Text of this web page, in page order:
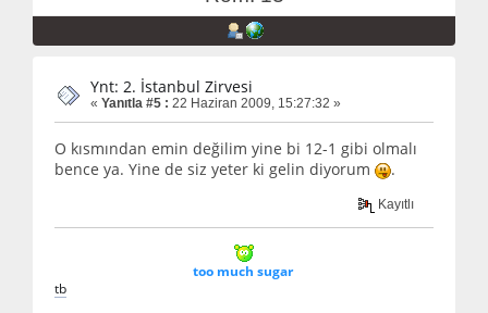
Ynt: 2. İstanbul Zirvesi
« Yanıtla #5 : 22 Haziran 2009, 15:27:32 »
O kısmından emin değilim yine bi 12-1 gibi olmalı
bence ya. Yine de siz yeter ki gelin diyorum
.
Kayıtlı
too much sugar
tb